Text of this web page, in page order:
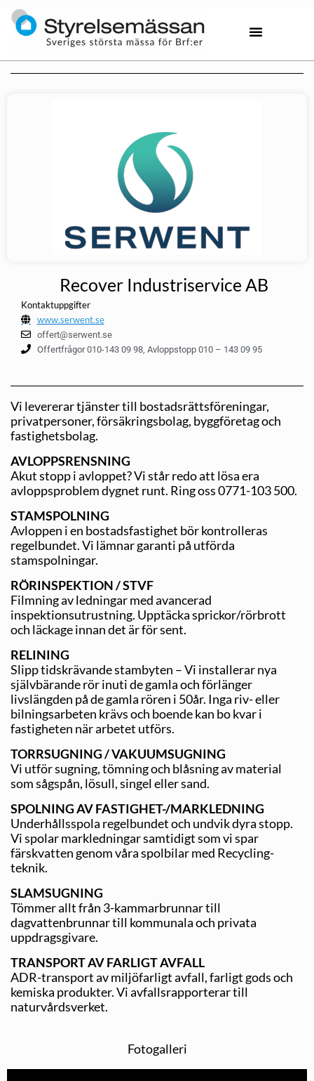
Recover Industriservice AB
Kontaktuppgifter
www.serwent.se
offert@serwent.se
Offertfrågor 010-143 09 98, Avloppstopp 010 – 143 09 95
Vi levererar tjänster till bostadsrättsföreningar,
privatpersoner, försäkringsbolag, byggföretag och
fastighetsbolag.
AVLOPPSRENSNING
Akut stopp i avloppet? Vi står redo att lösa era
avloppsproblem dygnet runt. Ring oss 0771-103 500.
STAMSPOLNING
Avloppen i en bostadsfastighet bör kontrolleras
regelbundet. Vi lämnar garanti på utförda
stamspolningar.
RÖRINSPEKTION / STVF
Filmning av ledningar med avancerad
inspektionsutrustning. Upptäcka sprickor/rörbrott
och läckage innan det är för sent.
RELINING
Slipp tidskrävande stambyten – Vi installerar nya
självbärande rör inuti de gamla och förlänger
livslängden på de gamla rören i 50år. Inga riv- eller
bilningsarbeten krävs och boende kan bo kvar i
fastigheten när arbetet utförs.
TORRSUGNING / VAKUUMSUGNING
Vi utför sugning, tömning och blåsning av material
som sågspån, lösull, singel eller sand.
SPOLNING AV FASTIGHET-/MARKLEDNING
Underhållsspola regelbundet och undvik dyra stopp.
Vi spolar markledningar samtidigt som vi spar
färskvatten genom våra spolbilar med Recycling-
teknik.
SLAMSUGNING
Tömmer allt från 3-kammarbrunnar till
dagvattenbrunnar till kommunala och privata
uppdragsgivare.
TRANSPORT AV FARLIGT AVFALL
ADR-transport av miljöfarligt avfall, farligt gods och
kemiska produkter. Vi avfallsrapporterar till
naturvårdsverket.
Fotogalleri